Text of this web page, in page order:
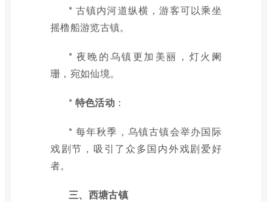
* 古镇内河道纵横，游客可以乘坐
摇橹船游览古镇。
* 夜晚的乌镇更加美丽，灯火阑
珊，宛如仙境。
* 特色活动：
* 每年秋季，乌镇古镇会举办国际
戏剧节，吸引了众多国内外戏剧爱好
者。
三、西塘古镇